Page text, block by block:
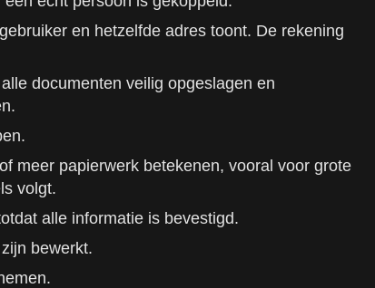
en hetzelfde adres toont. De rekening
documenten veilig opgeslagen en
meer papierwerk betekenen, vooral voor grote
volgt.
alle informatie is bevestigd.
bewerkt.